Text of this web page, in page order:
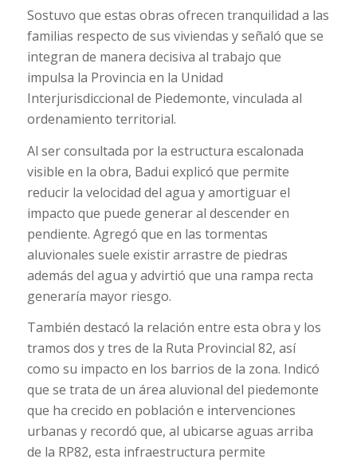
Sostuvo que estas obras ofrecen tranquilidad a las
familias respecto de sus viviendas y señaló que se
integran de manera decisiva al trabajo que
impulsa la Provincia en la Unidad
Interjurisdiccional de Piedemonte, vinculada al
ordenamiento territorial.
Al ser consultada por la estructura escalonada
visible en la obra, Badui explicó que permite
reducir la velocidad del agua y amortiguar el
impacto que puede generar al descender en
pendiente. Agregó que en las tormentas
aluvionales suele existir arrastre de piedras
además del agua y advirtió que una rampa recta
generaría mayor riesgo.
También destacó la relación entre esta obra y los
tramos dos y tres de la Ruta Provincial 82, así
como su impacto en los barrios de la zona. Indicó
que se trata de un área aluvional del piedemonte
que ha crecido en población e intervenciones
urbanas y recordó que, al ubicarse aguas arriba
de la RP82, esta infraestructura permite